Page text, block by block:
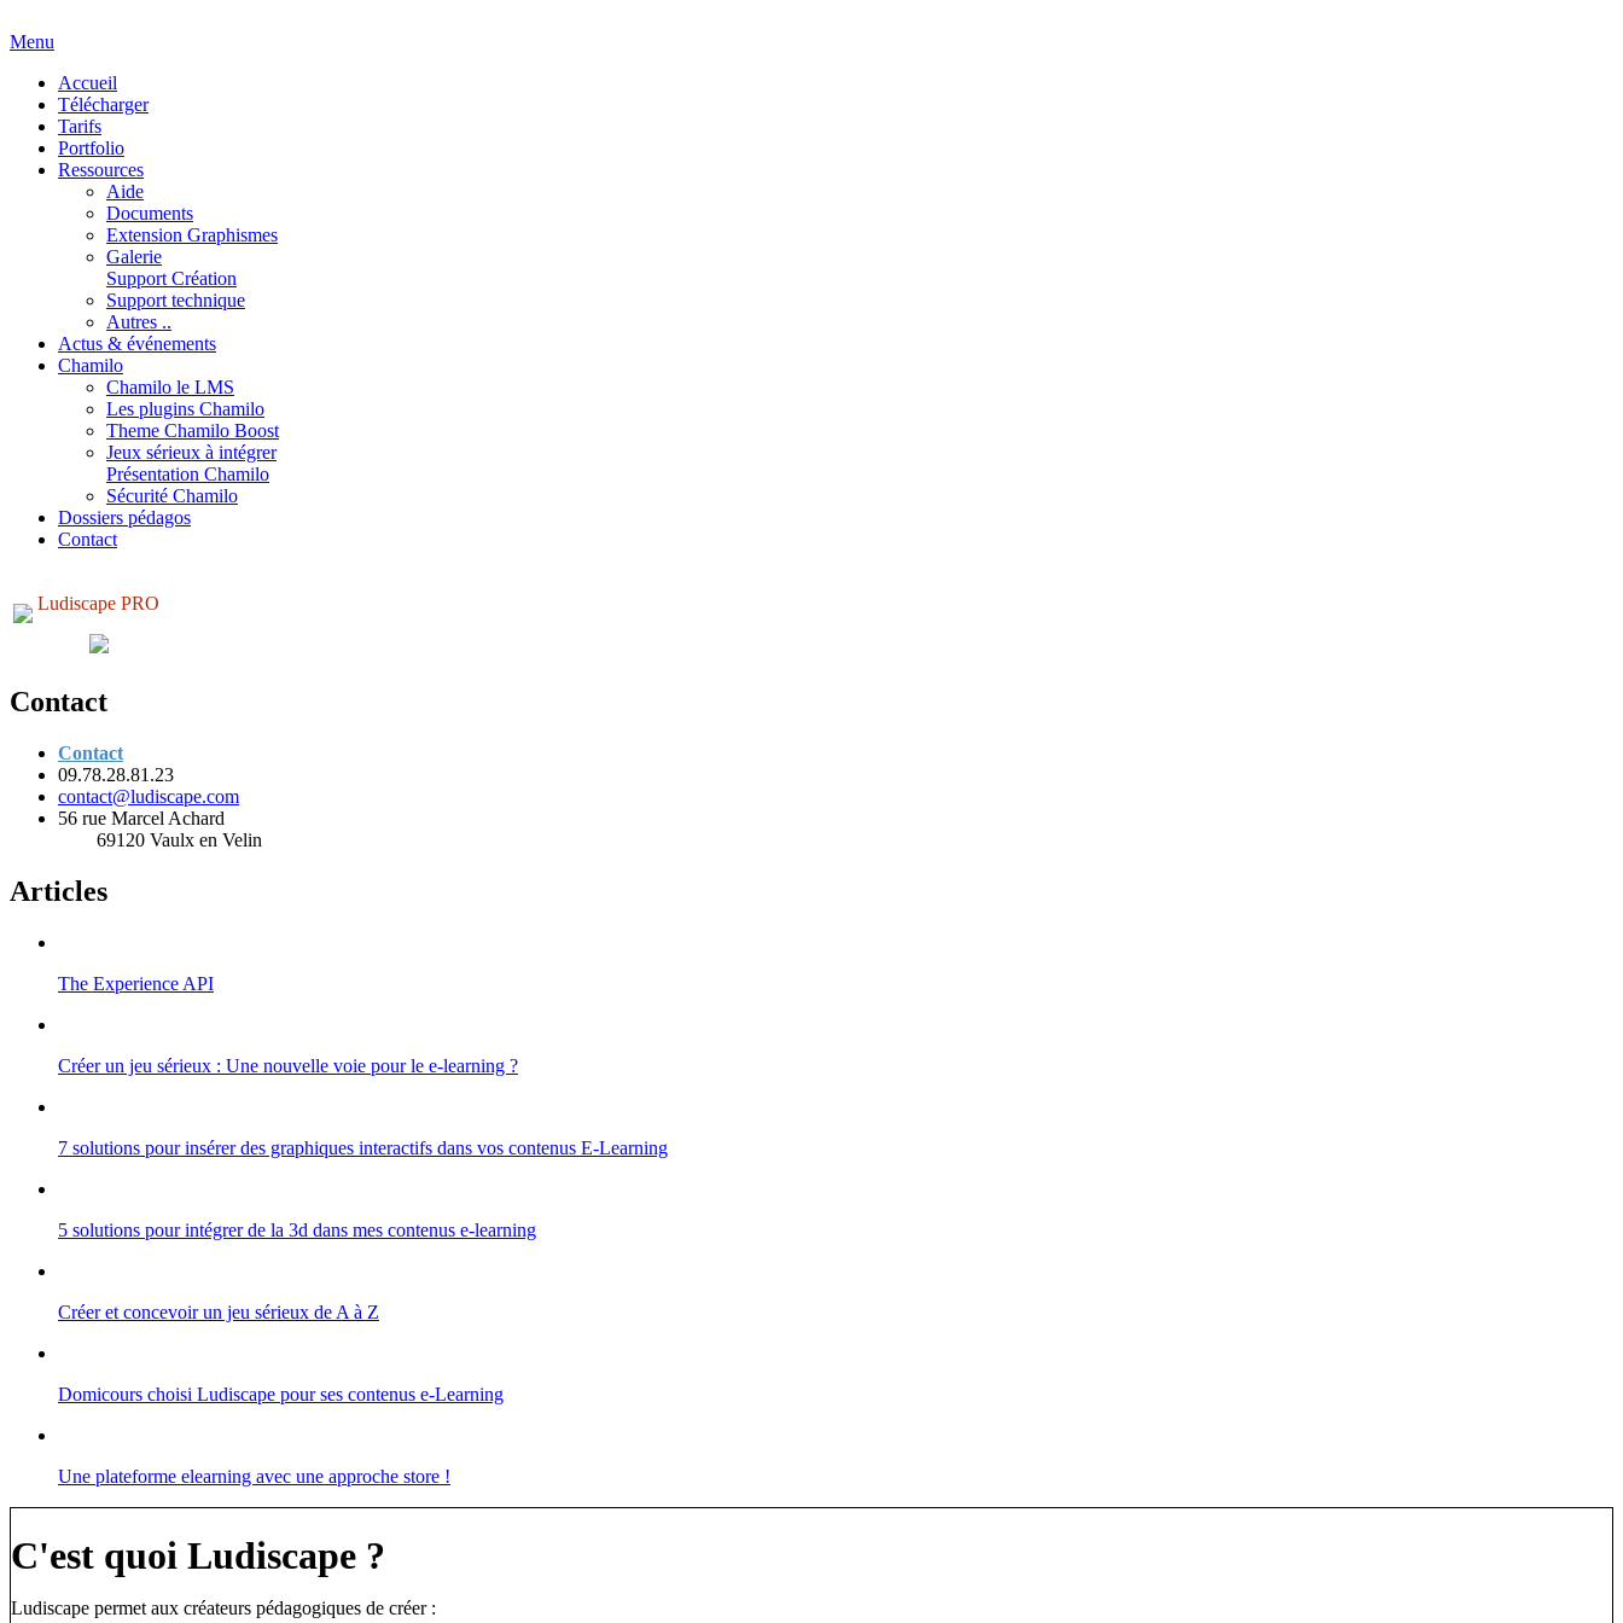
Menu
Accueil
Télécharger
Tarifs
Portfolio
Ressources
Aide
Documents
Extension Graphismes
Galerie
Support Création
Support technique
Autres ..
Actus & événements
Chamilo
Chamilo le LMS
Les plugins Chamilo
Theme Chamilo Boost
Jeux sérieux à intégrer
Présentation Chamilo
Sécurité Chamilo
Dossiers pédagos
Contact
Ludiscape PRO
Contact
Contact
09.78.28.81.23
contact@ludiscape.com
56 rue Marcel Achard
69120 Vaulx en Velin
Articles
The Experience API
Créer un jeu sérieux : Une nouvelle voie pour le e-learning ?
7 solutions pour insérer des graphiques interactifs dans vos contenus E-Learning
5 solutions pour intégrer de la 3d dans mes contenus e-learning
Créer et concevoir un jeu sérieux de A à Z
Domicours choisi Ludiscape pour ses contenus e-Learning
Une plateforme elearning avec une approche store !
C'est quoi Ludiscape ?
Ludiscape permet aux créateurs pédagogiques de créer :